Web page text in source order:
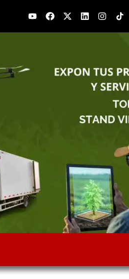
YoutubeFacebook
X-
twitter
Linkedin